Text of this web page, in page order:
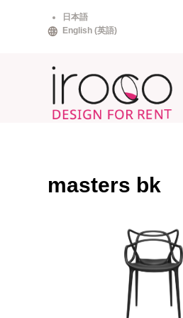
日本語
English (英語)
masters bk